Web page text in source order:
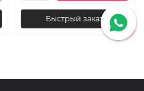
Быстрый заказ